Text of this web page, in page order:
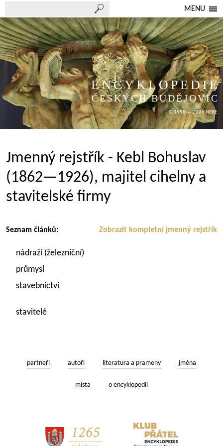
MENU
ENCYKLOPEDIE
ČESKÝCH BUDĚJOVIC
© 1998 — 2026 NEBE
Jmenný rejstřík - Kebl Bohuslav
(1862—1926), majitel cihelny a
stavitelské firmy
Zobrazit kompletní jmenný rejstřík
Seznam článků:
nádraží (železniční)
průmysl
stavebnictví
stavitelé
partneři autoři literatura a prameny jména
místa o encyklopedii